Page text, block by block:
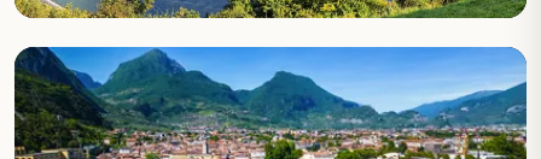
Gardasee all inclusive